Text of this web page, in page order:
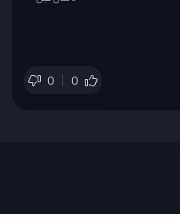
0 0